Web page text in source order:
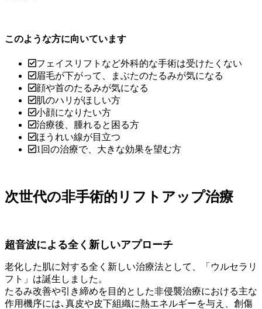
このような方に向いています
フェイスリフトなど外科的な手術は受けたくない
眉毛が下がって、まぶたのたるみが気になる
顔や首のたるみが気になる
肌のハリがほしい方
小顔になりたい方
治療後、腫れると困る方
ほうれい線が目立つ
1回の治療で、大きな効果を望む方
次世代の非手術的リフトアップ治療
超音波による全く新しいアプローチ
老化した肌に対する全く新しい治療法として、「ウルセラリ
フト」は誕生しました。
たるみ改善や引き締めを目的とした非侵襲治療における主な
作用機序には､真皮や皮下組織に熱エネルギーを与え、創傷